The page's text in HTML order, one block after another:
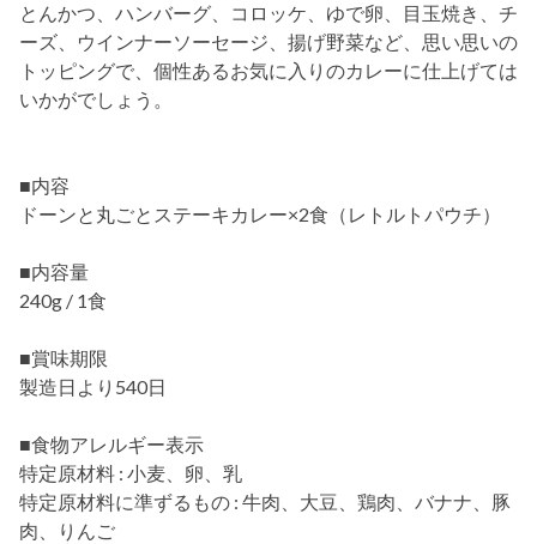
とんかつ、ハンバーグ、コロッケ、ゆで卵、目玉焼き、チ
ーズ、ウインナーソーセージ、揚げ野菜など、思い思いの
トッピングで、個性あるお気に入りのカレーに仕上げては
いかがでしょう。
■内容
ドーンと丸ごとステーキカレー×2食（レトルトパウチ）
■内容量
240g / 1食
■賞味期限
製造日より540日
■食物アレルギー表示
特定原材料 : 小麦、卵、乳
特定原材料に準ずるもの : 牛肉、大豆、鶏肉、バナナ、豚
肉、りんご